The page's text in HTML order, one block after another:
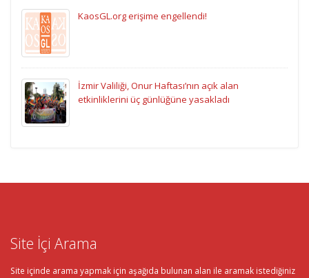
KaosGL.org erişime engellendi!
İzmir Valiliği, Onur Haftası’nın açık alan
etkinliklerini üç günlüğüne yasakladı
Site İçi Arama
Site içinde arama yapmak için aşağıda bulunan alan ile aramak istediğiniz